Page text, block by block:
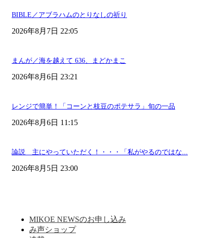
BIBLE／アブラハムのとりなしの祈り
2026年8月7日 22:05
まんが／海を越えて 636、まどかまこ
2026年8月6日 23:21
レンジで簡単！「コーンと枝豆のポテサラ」旬の一品
2026年8月6日 11:15
論説 主にやっていただく！・・・「私がやるのではな...
2026年8月5日 23:00
MIKOE NEWSのお申し込み
み声ショップ